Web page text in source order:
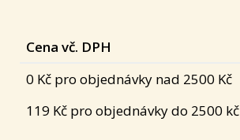
Cena vč. DPH
0 Kč pro objednávky nad 2500 Kč
119 Kč pro objednávky do 2500 kč